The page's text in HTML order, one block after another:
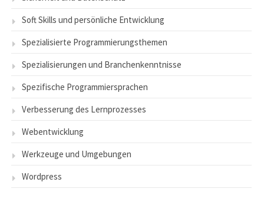
Soft Skills und persönliche Entwicklung
Spezialisierte Programmierungsthemen
Spezialisierungen und Branchenkenntnisse
Spezifische Programmiersprachen
Verbesserung des Lernprozesses
Webentwicklung
Werkzeuge und Umgebungen
Wordpress